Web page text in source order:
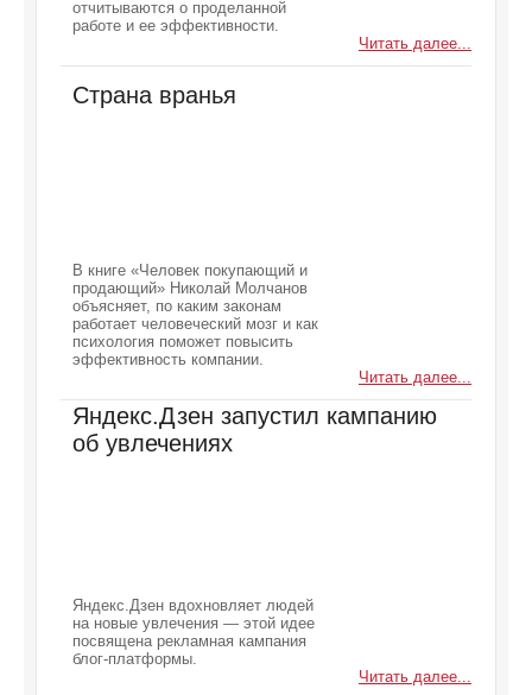
отчитываются о проделанной
работе и ее эффективности.
Читать далее...
Страна вранья
В книге «Человек покупающий и
продающий» Николай Молчанов
объясняет, по каким законам
работает человеческий мозг и как
психология поможет повысить
эффективность компании.
Читать далее...
Яндекс.Дзен запустил кампанию
об увлечениях
Яндекс.Дзен вдохновляет людей
на новые увлечения — этой идее
посвящена рекламная кампания
блог-платформы.
Читать далее...